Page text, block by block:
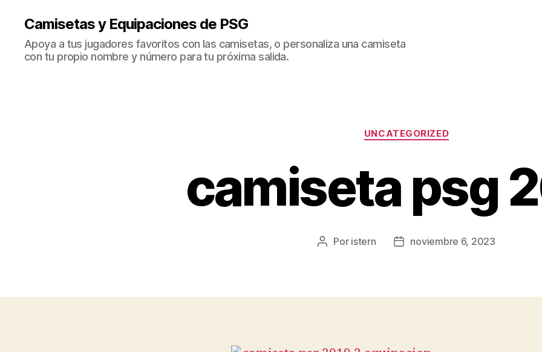
Camisetas y Equipaciones de PSG
Apoya a tus jugadores favoritos con las camisetas, o personaliza una camiseta
con tu propio nombre y número para tu próxima salida.
Categorías
UNCATEGORIZED
camiseta psg
Autor
Por istern
Fechanoviembre 6, 2023